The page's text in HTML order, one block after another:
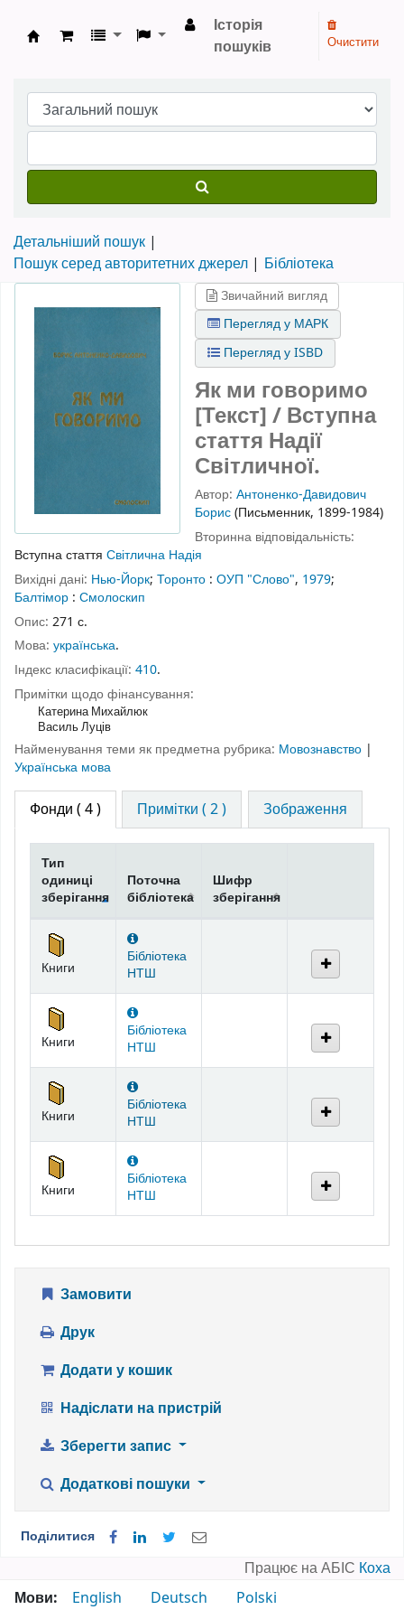
Бібліотека НТШ › Електронний каталог
Історія
пошуків
Очистити
Детальніший пошук
Пошук серед авторитетних джерел
Бібліотека
Звичайний вигляд
Перегляд у МАРК
Перегляд у ISBD
Як ми говоримо
[Текст] / Вступна
стаття Надії
Світличної.
Автор: Антоненко-Давидович
Борис(Письменник, 1899-1984)
Вторинна відповідальність:
Вступна стаття Світлична Надія
Вихідні дані: Нью-Йорк; Торонто : ОУП "Слово", 1979;
Балтімор : Смолоскип
Опис: 271 с.
Мова: українська.
Індекс класифікації: 410.
Примітки щодо фінансування:
Катерина Михайлюк
Василь Луців
Найменування теми як предметна рубрика: Мовознавство |
Українська мова
Фонди ( 4 ) Примітки ( 2 ) Зображення
Тип
одиниці
зберігання
Поточна
бібліотека
Шифр
зберігання
Книги
Бібліотека
НТШ
Книги
Бібліотека
НТШ
Книги
Бібліотека
НТШ
Книги
Бібліотека
НТШ
Замовити
Друк
Додати у кошик
Надіслати на пристрій
Зберегти запис
Додаткові пошуки
Поділитися
Працює на АБІС Коха
Мови:
English Deutsch Polski